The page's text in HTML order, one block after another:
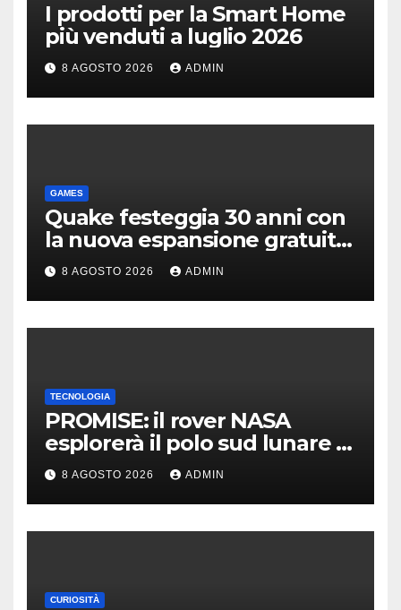
I prodotti per la Smart Home
più venduti a luglio 2026
8 AGOSTO 2026 ADMIN
GAMES
Quake festeggia 30 anni con
la nuova espansione gratuita
Dawn of The Machine
8 AGOSTO 2026 ADMIN
TECNOLOGIA
PROMISE: il rover NASA
esplorerà il polo sud lunare |
Cosa sappiamo
8 AGOSTO 2026 ADMIN
CURIOSITÀ